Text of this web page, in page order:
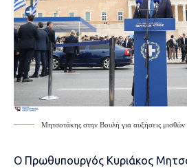
Μητσοτάκης στην Βουλή για αυξήσεις
Ο Πρωθυπουργός Κυριάκος